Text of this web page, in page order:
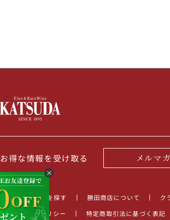
お得な情報を受け取る メルマガ
TOP 商品を探す 勝田商店について ク
プライバシーポリシー
特定商取引法に基づく表記